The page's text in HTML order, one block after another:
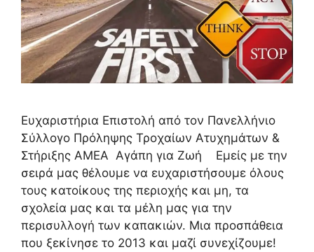
Ευχαριστήρια Επιστολή από τον Πανελλήνιο
Σύλλογο Πρόληψης Τροχαίων Ατυχημάτων &
Στήριξης ΑΜΕΑ Αγάπη για Ζωή Εμείς με την
σειρά μας θέλουμε να ευχαριστήσουμε όλους
τους κατοίκους της περιοχής και μη, τα
σχολεία μας και τα μέλη μας για την
περισυλλογή των καπακιών. Μια προσπάθεια
που ξεκίνησε το 2013 και μαζί συνεχίζουμε!